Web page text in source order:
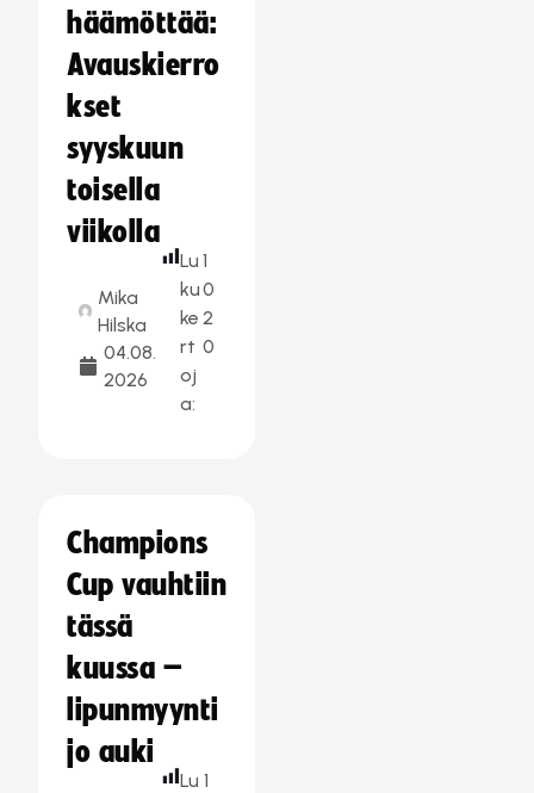
häämöttää:
Avauskierro
kset
syyskuun
toisella
viikolla
Mika
Hilska
04.08.
2026
Lu
ku
ke
rt
oj
a:
1
0
2
0
Champions
Cup vauhtiin
tässä
kuussa –
lipunmyynti
jo auki
Lu 1